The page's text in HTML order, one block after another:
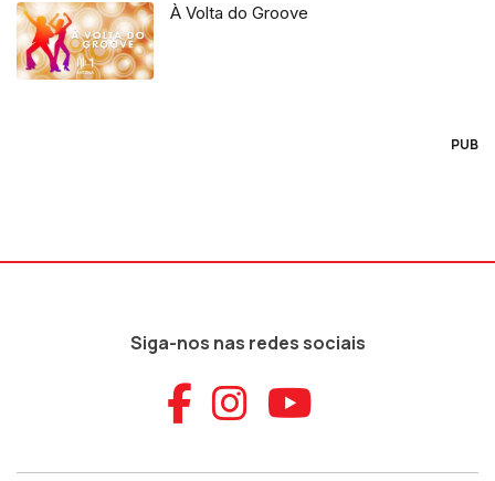
À Volta do Groove
PUB
Siga-nos nas redes sociais
Aceder ao
Aceder ao
Aceder